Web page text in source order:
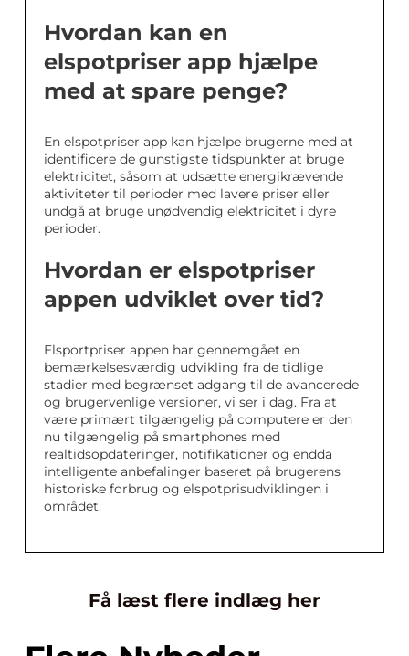
Hvordan kan en
elspotpriser app hjælpe
med at spare penge?
En elspotpriser app kan hjælpe brugerne med at
identificere de gunstigste tidspunkter at bruge
elektricitet, såsom at udsætte energikrævende
aktiviteter til perioder med lavere priser eller
undgå at bruge unødvendig elektricitet i dyre
perioder.
Hvordan er elspotpriser
appen udviklet over tid?
Elsportpriser appen har gennemgået en
bemærkelsesværdig udvikling fra de tidlige
stadier med begrænset adgang til de avancerede
og brugervenlige versioner, vi ser i dag. Fra at
være primært tilgængelig på computere er den
nu tilgængelig på smartphones med
realtidsopdateringer, notifikationer og endda
intelligente anbefalinger baseret på brugerens
historiske forbrug og elspotprisudviklingen i
området.
Få læst flere indlæg her